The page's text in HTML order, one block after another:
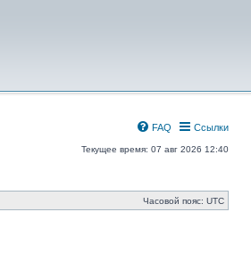
Ссылки
FAQ
Текущее время: 07 авг 2026 12:40
Часовой пояс: UTC